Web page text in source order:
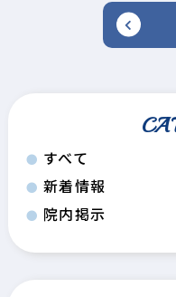
すべて
新着情報
院内掲示